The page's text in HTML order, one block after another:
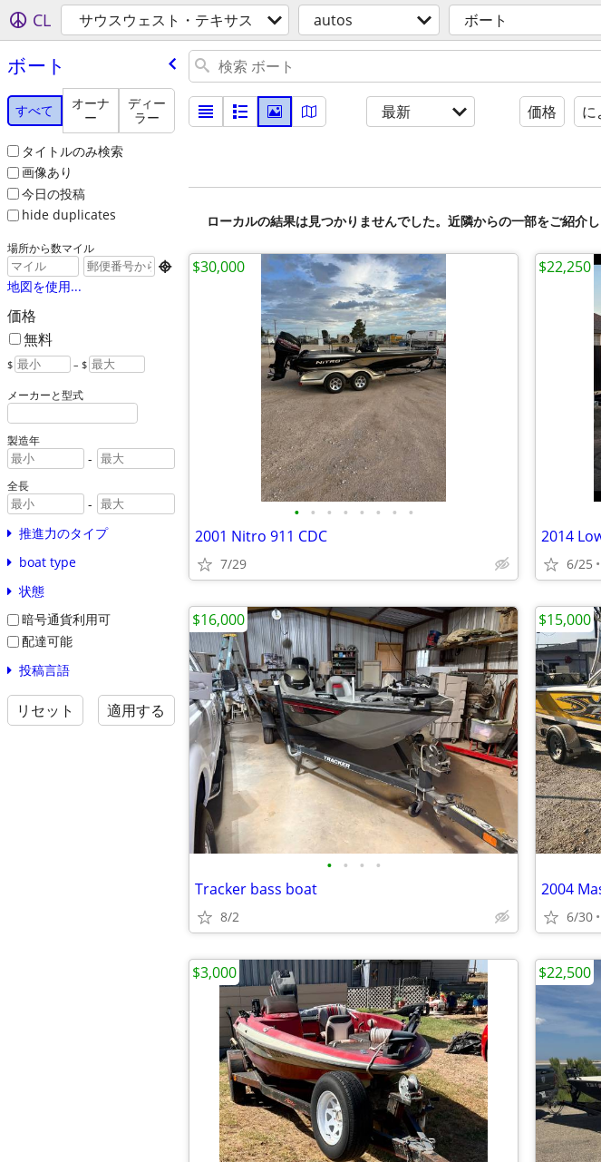
CL サウスウェスト・テキサス autos ボート
ボート
すべて
オーナ
ー
ディー
ラー
タイトルのみ検索
画像あり
今日の投稿
hide duplicates
場所から数マイル

地図を使用...
価格
無料
$ – $
メーカーと型式
製造年
-
全長
-
推進力のタイプ
boat type
状態
暗号通貨利用可
配達可能
投稿言語
リセット 適用する
最新 価格 に
ローカルの結果は見つかりませんでした。近隣からの一部をご紹介し
• • • • • • • •
2001 Nitro 911 CDC
7/29
$30,000
2014
6/25
$22,250
• • • •
Tracker bass boat
8/2
$16,000
6/30
$15,000
$3,000 $22,500